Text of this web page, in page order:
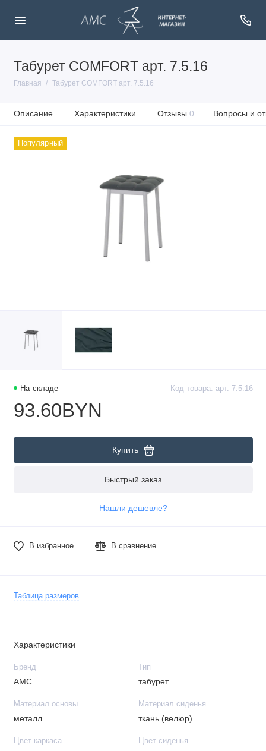
Табурет COMFORT арт. 7.5.16
Главная Табурет COMFORT арт. 7.5.16
Описание Характеристики Отзывы 0 Вопросы и
Популярный
На складе Код товара: арт. 7.5.16
93.60BYN
Купить
Быстрый заказ
Нашли дешевле?
В избранное В сравнение
Таблица размеров
Характеристики
Бренд
АМС
Тип
табурет
Материал основы
металл
Материал сиденья
ткань (велюр)
Цвет каркаса Цвет сиденья